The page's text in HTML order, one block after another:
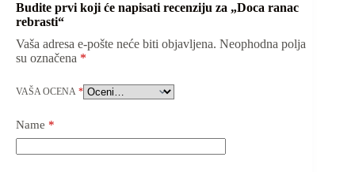
Budite prvi koji će napisati recenziju za „Doca ranac
rebrasti“
Vaša adresa e-pošte neće biti objavljena. Neophodna polja
su označena *
VAŠA OCENA *
Name *